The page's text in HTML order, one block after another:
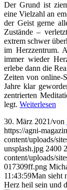
Der Grund ist
eine Vielzahl an
der Geist gerne
Zustände –
extrem schwer
im Herzzentrum.
immer wieder
erlebe dann die
Zeiten von online-
Jahre klar
zentrierten
legt. Weiterlesen
30. März 2021/von
https://agni-
content/uploads/
unsplash.jpg 2400
content/uploads/
017309ff.png
11:43:59Man sieht
Herz heil sein und